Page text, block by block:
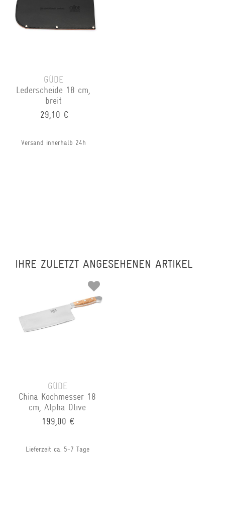
GÜDE
Lederscheide 18 cm,
breit
29,10 €
Versand innerhalb 24h
IHRE ZULETZT ANGESEHENEN ARTIKEL
GÜDE
China Kochmesser 18
cm, Alpha Olive
199,00 €
Lieferzeit ca. 5-7 Tage